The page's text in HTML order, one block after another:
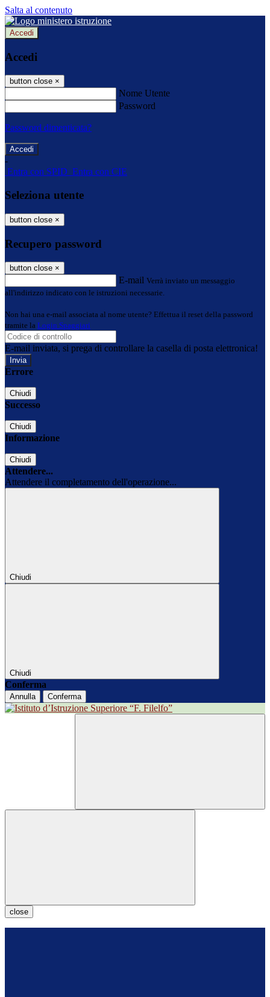
Salta al contenuto
Accedi
Accedi
button close ×
Nome Utente
Password
Password dimenticata?
-
Entra con SPID Entra con CIE
Seleziona utente
button close ×
Recupero password
button close ×
E-mail Verrà inviato un messaggio
all'indirizzo indicato con le istruzioni necessarie.
Non hai una e-mail associata al nome utente? Effettua il reset della password
tramite la Login Spaggiari
E-mail inviata, si prega di controllare la casella di posta elettronica!
Errore
Chiudi
Successo
Chiudi
Informazione
Chiudi
Attendere...
Attendere il completamento dell'operazione...
Chiudi
Chiudi
Conferma
Annulla Conferma
close